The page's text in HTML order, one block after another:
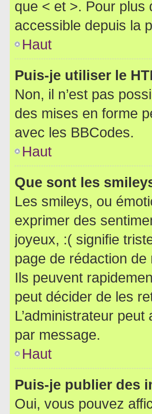
que < et >. Pour plus
accessible depuis la
Haut
Puis-je utiliser le
Non, il n’est pas
des mises en forme
avec les BBCodes.
Haut
Que sont les
Les smileys, ou
exprimer des
joyeux, :( signifie
page de rédaction
Ils peuvent
peut décider de les
L’administrateur
par message.
Haut
Puis-je publier des
Oui, vous pouvez